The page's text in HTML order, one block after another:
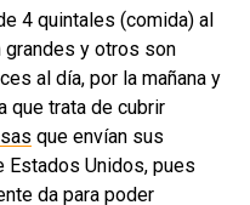
4 quintales (comida) al
y otros son
al día, por la mañana y
que trata de cubrir
que envían sus
Unidos, pues
da para poder